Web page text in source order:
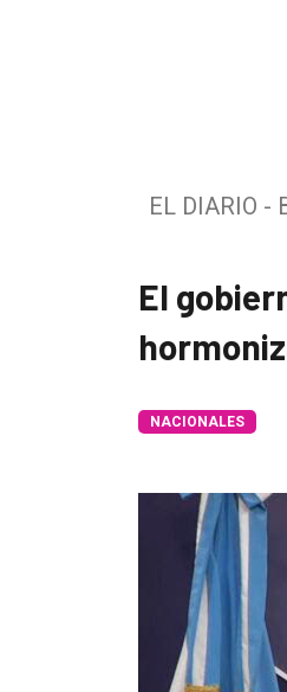
Entrevistas
Fúnebres
EL DIARIO -
El
NACIONALES